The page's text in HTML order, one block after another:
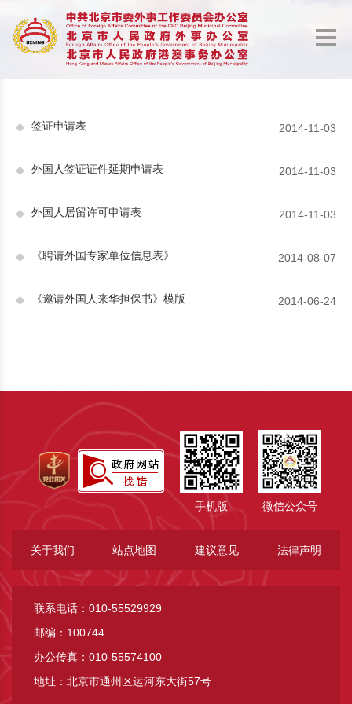
签证申请表 2014-11-03
外国人签证证件延期申请表 2014-11-03
外国人居留许可申请表 2014-11-03
《聘请外国专家单位信息表》 2014-08-07
《邀请外国人来华担保书》模版 2014-06-24
手机版 微信公众号
关于我们 站点地图 建议意见 法律声明
联系电话：010-55529929
邮编：100744
办公传真：010-55574100
地址：北京市通州区运河东大街57号